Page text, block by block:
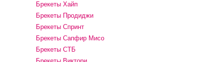
Брекеты Хайп
Брекеты Продиджи
Брекеты Спринт
Брекеты Сапфир Мисо
Брекеты СТБ